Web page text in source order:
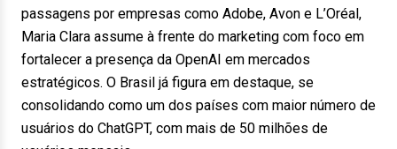
passagens por empresas como Adobe, Avon e L’Oréal,
Maria Clara assume à frente do marketing com foco em
fortalecer a presença da OpenAI em mercados
estratégicos. O Brasil já figura em destaque, se
consolidando como um dos países com maior número de
usuários do ChatGPT, com mais de 50 milhões de